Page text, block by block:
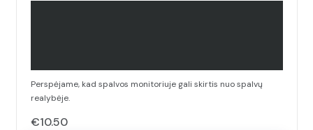
Perspėjame, kad spalvos monitoriuje gali skirtis nuo spalvų
realybėje.
€10.50